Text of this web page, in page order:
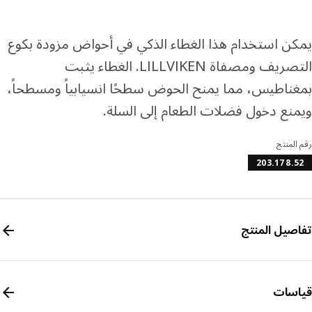
استخدام هذا الغطاء الذكي في أحواض مزودة بكوع
التصريف ومصفاة LILLVIKEN. الغطاء يثبت
مما يمنح الحوض سطحًا انسيابياً ومسطحاً،
دخول فضلات الطعام إلى السلة.
المنتج